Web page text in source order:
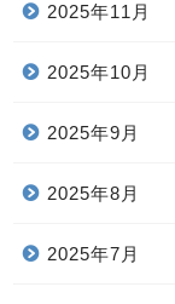
2025年11月
2025年10月
2025年9月
2025年8月
2025年7月